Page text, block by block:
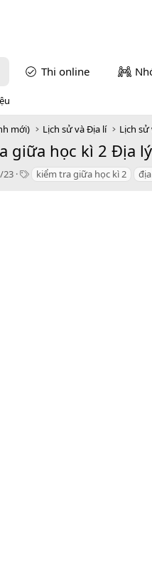
Thi online
mới) Lịch sử và Địa lí Lịch sử
giữa học kì 2 Địa
23
T kiểm tra giữa học kì 2